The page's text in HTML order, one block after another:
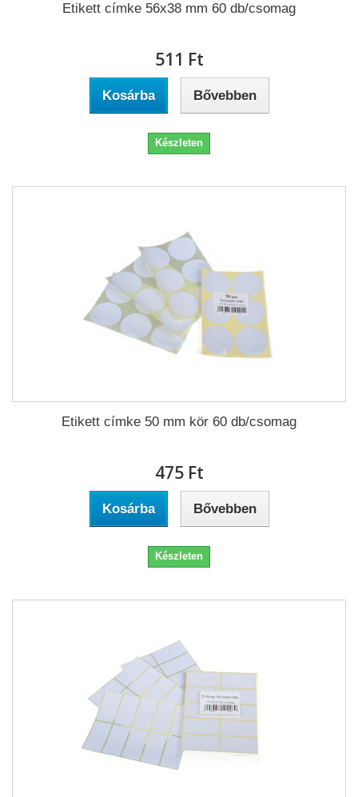
Etikett címke 56x38 mm 60 db/csomag
511 Ft‎
Kosárba Bővebben
Készleten
Etikett címke 50 mm kör 60 db/csomag
475 Ft‎
Kosárba Bővebben
Készleten